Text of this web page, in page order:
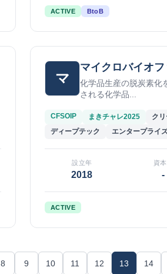
ACTIVE BtoB
マ
マイクロバイオ
化学品生産の脱炭素化
される化学品...
CFSOIP まきチャレ2025
ク
ディープテック
エンタープライ
設立年
2018
資
-
ACTIVE
8 9 10 11 12 13 14